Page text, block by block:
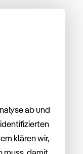
ab und
klären wir,